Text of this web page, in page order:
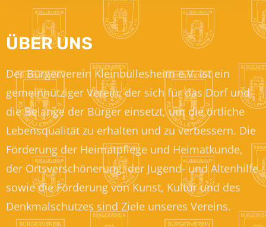
ÜBER UNS
Der Bürgerverein Kleinbüllesheim e.V. ist ein
gemeinnütziger Verein, der sich für das Dorf und
die Belange der Bürger einsetzt, um die örtliche
Lebensqualität zu erhalten und zu verbessern. Die
Förderung der Heimatpflege und Heimatkunde,
der Ortsverschönerung, der Jugend- und Altenhilfe
sowie die Förderung von Kunst, Kultur und des
Denkmalschutzes sind Ziele unseres Vereins.